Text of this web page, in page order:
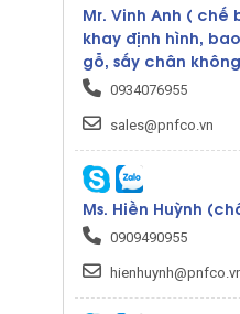
Mr. Vinh Anh ( chế
khay định hình,
gỗ, sấy chân
0934076955
sales@pnfco.vn
Ms. Hiền Huỳnh
0909490955